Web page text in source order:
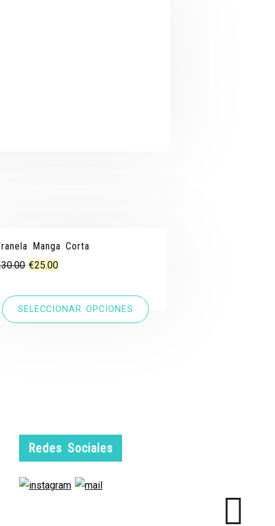
Manga Corta
30.00 El
original
era:
€25.00El
actual
es:
SELECCIONAR OPCIONES
Redes Sociales